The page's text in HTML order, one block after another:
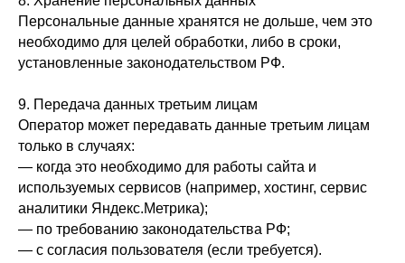
Персональные данные хранятся не дольше, чем это
необходимо для целей обработки, либо в сроки,
установленные законодательством РФ.
9. Передача данных третьим лицам
Оператор может передавать данные третьим лицам
только в случаях:
— когда это необходимо для работы сайта и
используемых сервисов (например, хостинг, сервис
аналитики Яндекс.Метрика);
— по требованию законодательства РФ;
— с согласия пользователя (если требуется).